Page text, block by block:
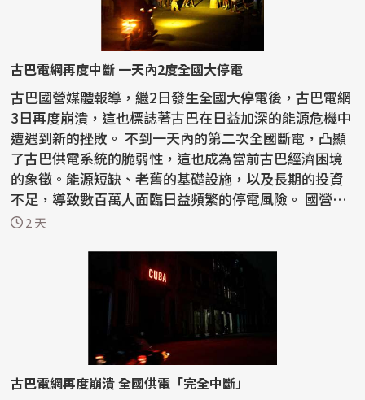
古巴電網再度中斷 一天內2度全國大停電
古巴國營媒體報導，繼2日發生全國大停電後，古巴電網
3日再度崩潰，這也標誌著古巴在日益加深的能源危機中
遭遇到新的挫敗。 不到一天內的第二次全國斷電，凸顯
了古巴供電系統的脆弱性，這也成為當前古巴經濟困境
的象徵。能源短缺、老舊的基礎設施，以及長期的投資
不足，導致數百萬人面臨日益頻繁的停電風險。 國營
電...2 天
古巴電網再度崩潰 全國供電「完全中斷」